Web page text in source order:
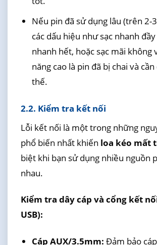
Nếu pin đã sử dụng lâu (trên 2-
các dấu hiệu như sạc nhanh
nhanh hết, hoặc sạc mãi không
năng cao là pin đã bị chai và
thế.
2.2. Kiểm tra kết nối
Lỗi kết nối là một trong những
phổ biến nhất khiến loa kéo mất
biệt khi bạn sử dụng nhiều nguồn
nhau.
Kiểm tra dây cáp và cổng kết
USB):
Cáp AUX/3.5mm: Đảm bảo